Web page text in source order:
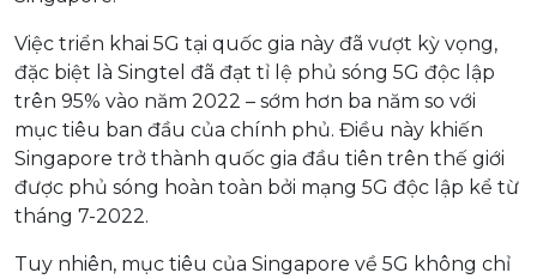
Việc triển khai 5G tại quốc gia này đã vượt kỳ vọng,
đặc biệt là Singtel đã đạt tỉ lệ phủ sóng 5G độc lập
trên 95% vào năm 2022 – sớm hơn ba năm so với
mục tiêu ban đầu của chính phủ. Điều này khiến
Singapore trở thành quốc gia đầu tiên trên thế giới
được phủ sóng hoàn toàn bởi mạng 5G độc lập kể từ
tháng 7-2022.
Tuy nhiên, mục tiêu của Singapore về 5G không chỉ